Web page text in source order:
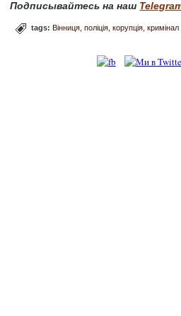
Подписывайтесь на наш
tags:Вінниця поліція корупція кримінал